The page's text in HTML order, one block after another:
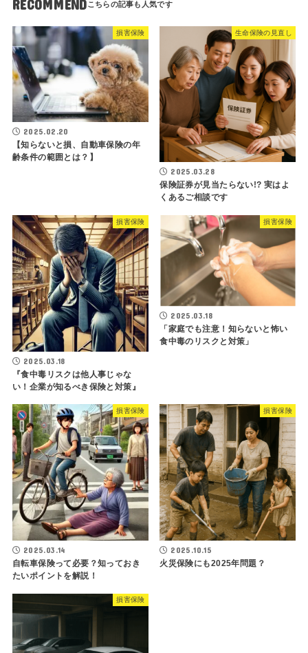
RECOMMEND
損害保険
2025.02.20
【知らないと損、自動車保険の年
齢条件の範囲とは？】
生命保険の見直し
2025.03.28
保険証券が見当たらない!? 実はよ
くあるご相談です
損害保険
2025.03.18
『食中毒リスクは他人事じゃな
い！企業が知るべき保険と対策』
損害保険
2025.03.18
「家庭でも注意！知らないと怖い
食中毒のリスクと対策」
損害保険
2025.03.14
自転車保険って必要？知っておき
たいポイントを解説！
損害保険
2025.10.15
火災保険にも2025年問題？
損害保険